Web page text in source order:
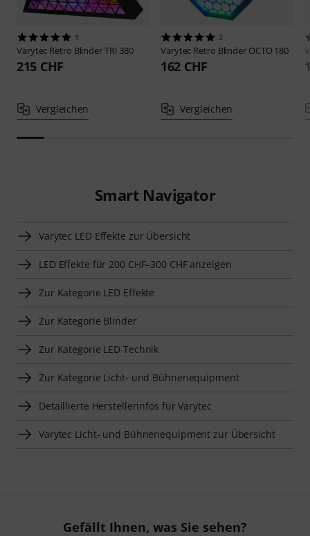
9
Varytec Retro Blinder TRI 380
215 CHF
Vergleichen
2
Varytec Retro Blinder OCTO 180
162 CHF
Vergleichen
Smart Navigator
Varytec LED Effekte zur Übersicht
LED Effekte für 200 CHF–300 CHF anzeigen
Zur Kategorie LED Effekte
Zur Kategorie Blinder
Zur Kategorie LED Technik
Zur Kategorie Licht- und Bühnenequipment
Detaillierte Herstellerinfos für Varytec
Varytec Licht- und Bühnenequipment zur Übersicht
Gefällt Ihnen, was Sie sehen?